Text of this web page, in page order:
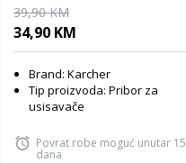
39,90 KM
34,90 KM
Brand: Karcher
Tip proizvoda: Pribor za
usisavače
Povrat robe moguć unutar 15
dana